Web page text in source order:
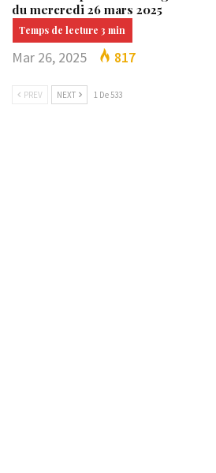
du mercredi 26 mars 2025
Mar 26, 2025 817
PREV NEXT 1 De 533